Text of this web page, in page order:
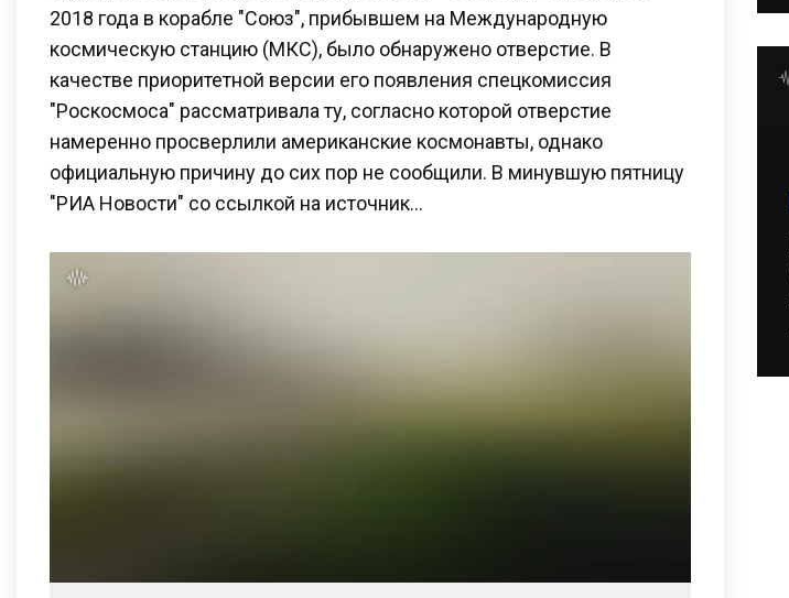
2018 года в корабле "Союз", прибывшем на Международную
космическую станцию (МКС), было обнаружено отверстие. В
качестве приоритетной версии его появления спецкомиссия
"Роскосмоса" рассматривала ту, согласно которой отверстие
намеренно просверлили американские космонавты, однако
официальную причину до сих пор не сообщили. В минувшую пятницу
"РИА Новости" со ссылкой на источник…